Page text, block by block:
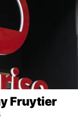
Fruytier